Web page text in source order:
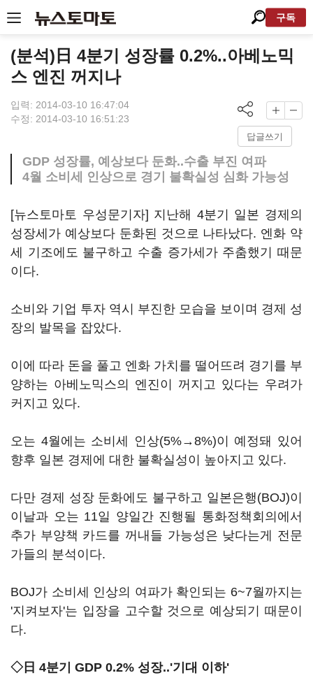
구독
(분석)日 4분기 성장률 0.2%..아베노믹
스 엔진 꺼지나
입력: 2014-03-10 16:47:04
수정: 2014-03-10 16:51:23
답글쓰기
GDP 성장률, 예상보다 둔화..수출 부진 여파
4월 소비세 인상으로 경기 불확실성 심화 가능성
[뉴스토마토 우성문기자] 지난해 4분기 일본 경제의
성장세가 예상보다 둔화된 것으로 나타났다. 엔화 약
세 기조에도 불구하고 수출 증가세가 주춤했기 때문
이다.
소비와 기업 투자 역시 부진한 모습을 보이며 경제 성
장의 발목을 잡았다.
이에 따라 돈을 풀고 엔화 가치를 떨어뜨려 경기를 부
양하는 아베노믹스의 엔진이 꺼지고 있다는 우려가
커지고 있다.
오는 4월에는 소비세 인상(5%→8%)이 예정돼 있어
향후 일본 경제에 대한 불확실성이 높아지고 있다.
다만 경제 성장 둔화에도 불구하고 일본은행(BOJ)이
이날과 오는 11일 양일간 진행될 통화정책회의에서
추가 부양책 카드를 꺼내들 가능성은 낮다는게 전문
가들의 분석이다.
BOJ가 소비세 인상의 여파가 확인되는 6~7월까지는
'지켜보자'는 입장을 고수할 것으로 예상되기 때문이
다.
◇日 4분기 GDP 0.2% 성장..'기대 이하'